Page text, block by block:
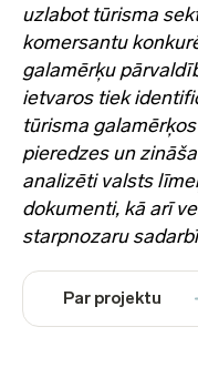
uzlabot tūrisma
komersantu
galamērķu
ietvaros tiek
tūrisma
pieredzes un
analizēti valsts
dokumenti, kā arī
starpnozaru
Par projektu